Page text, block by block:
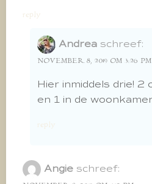
reply
Andrea schreef:
NOVEMBER 8, 2019 OM 3:26 PM
Hier inmiddels drie! 2
en 1 in de
reply
Angie schreef: